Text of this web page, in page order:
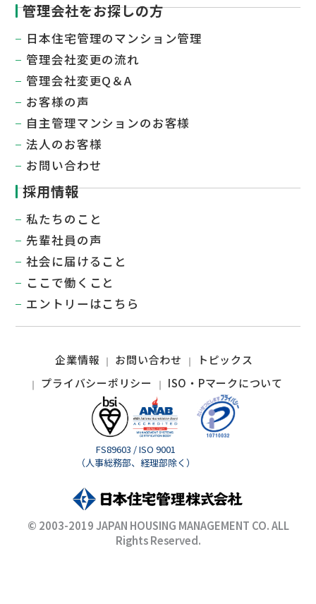
© 2003-2019 JAPAN HOUSING MANAGEMENT CO. ALL
Rights Reserved.
管理会社をお探しの方
日本住宅管理のマンション管理
管理会社変更の流れ
管理会社変更Q＆A
お客様の声
自主管理マンションのお客様
法人のお客様
お問い合わせ
採用情報
私たちのこと
先輩社員の声
社会に届けること​
ここで働くこと
エントリーはこちら
FS89603 / ISO 9001
（人事総務部、経理部除く）
企業情報 お問い合わせ
トピックス
プライバシーポリシー
ISO・Pマークについて